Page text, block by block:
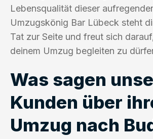
Lebensqualität dieser
Umzugskönig Bar Lübeck steht
Tat zur Seite und freut sich
deinem Umzug begleiten zu
Was sagen
Kunden über
Umzug nach